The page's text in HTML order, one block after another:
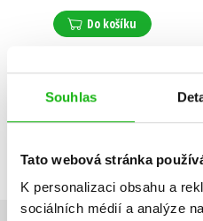
Souhlas
Tato webová stránka
K personalizaci obsahu a
sociálních médií a analýze
Do košíku
Zobrazuji 1 až 1 z celkem 1 záznamů
Předchozí